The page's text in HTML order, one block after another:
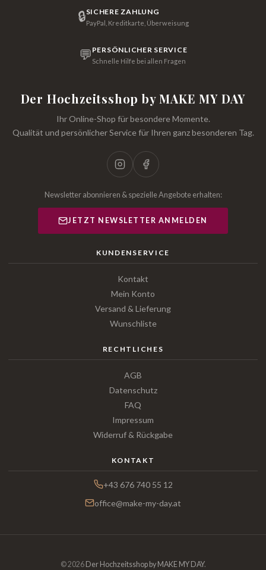
🔒SICHERE ZAHLUNG
PayPal, Kreditkarte, Überweisung
💬 PERSÖNLICHER SERVICE
Schnelle Hilfe bei allen Fragen
Der Hochzeitsshop by MAKE MY DAY
Ihr Online-Shop für besondere Momente.
Qualität und persönlicher Service für Ihren ganz besonderen Tag.
Newsletter abonnieren & spezielle Angebote erhalten:
JETZT NEWSLETTER ANMELDEN
KUNDENSERVICE
Kontakt
Mein Konto
Versand & Lieferung
Wunschliste
RECHTLICHES
AGB
Datenschutz
FAQ
Impressum
Widerruf & Rückgabe
KONTAKT
+43 676 740 55 12
office@make-my-day.at
© 2026 Der Hochzeitsshop by MAKE MY DAY.